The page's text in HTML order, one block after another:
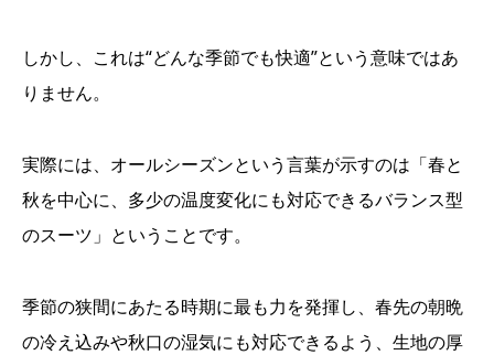
しかし、これは“どんな季節でも快適”という意味ではあ
りません。
実際には、オールシーズンという言葉が示すのは「春と
秋を中心に、多少の温度変化にも対応できるバランス型
のスーツ」ということです。
季節の狭間にあたる時期に最も力を発揮し、春先の朝晩
の冷え込みや秋口の湿気にも対応できるよう、生地の厚